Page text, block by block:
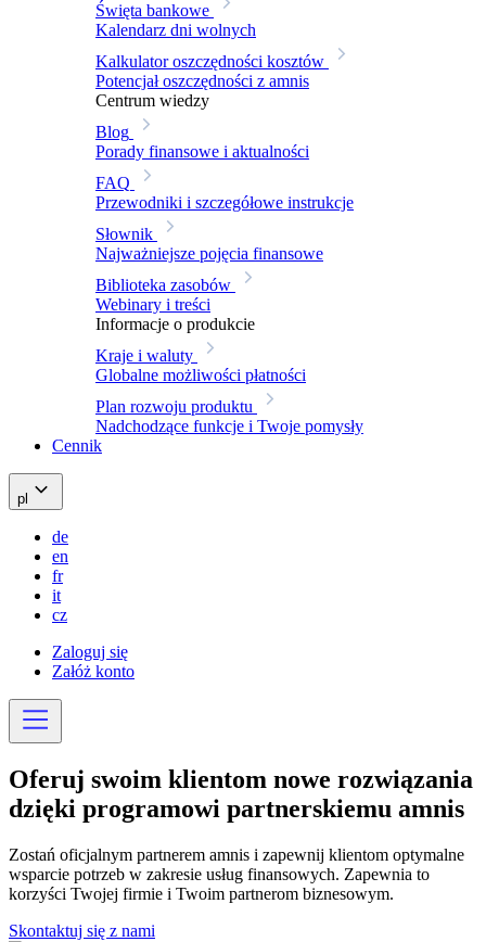
Święta bankowe
Kalendarz dni wolnych
Kalkulator oszczędności kosztów
Potencjał oszczędności z amnis
Centrum wiedzy
Blog
Porady finansowe i aktualności
FAQ
Przewodniki i szczegółowe instrukcje
Słownik
Najważniejsze pojęcia finansowe
Biblioteka zasobów
Webinary i treści
Informacje o produkcie
Kraje i waluty
Globalne możliwości płatności
Plan rozwoju produktu
Nadchodzące funkcje i Twoje pomysły
Cennik
pl
de
en
fr
it
cz
Zaloguj się
Załóż konto
Oferuj swoim klientom nowe rozwiązania
dzięki programowi partnerskiemu amnis
Zostań oficjalnym partnerem amnis i zapewnij klientom optymalne
wsparcie potrzeb w zakresie usług finansowych. Zapewnia to
korzyści Twojej firmie i Twoim partnerom biznesowym.
Skontaktuj się z nami